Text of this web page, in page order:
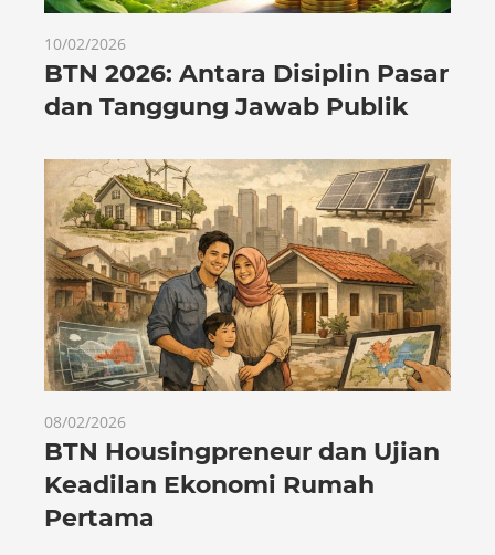
10/02/2026
BTN 2026: Antara Disiplin Pasar
dan Tanggung Jawab Publik
08/02/2026
BTN Housingpreneur dan Ujian
Keadilan Ekonomi Rumah
Pertama